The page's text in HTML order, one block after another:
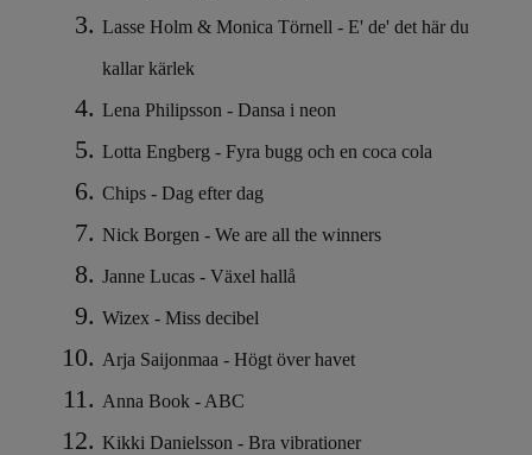
Lasse Holm & Monica Törnell - E' de' det här du
kallar kärlek
Lena Philipsson - Dansa i neon
Lotta Engberg - Fyra bugg och en coca cola
Chips - Dag efter dag
Nick Borgen - We are all the winners
Janne Lucas - Växel hallå
Wizex - Miss decibel
Arja Saijonmaa - Högt över havet
Anna Book - ABC
Kikki Danielsson - Bra vibrationer